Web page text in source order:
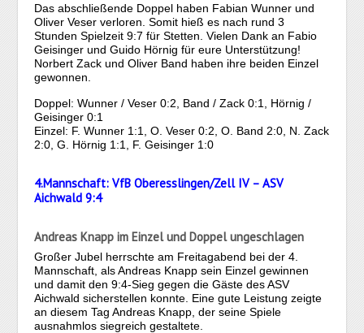
Das abschließende Doppel haben Fabian Wunner und
Oliver Veser verloren. Somit hieß es nach rund 3
Stunden Spielzeit 9:7 für Stetten. Vielen Dank an Fabio
Geisinger und Guido Hörnig für eure Unterstützung!
Norbert Zack und Oliver Band haben ihre beiden Einzel
gewonnen.
Doppel: Wunner / Veser 0:2, Band / Zack 0:1, Hörnig /
Geisinger 0:1
Einzel: F. Wunner 1:1, O. Veser 0:2, O. Band 2:0, N. Zack
2:0, G. Hörnig 1:1, F. Geisinger 1:0
4.Mannschaft: VfB Oberesslingen/Zell IV – ASV
Aichwald 9:4
Andreas Knapp im Einzel und Doppel ungeschlagen
Großer Jubel herrschte am Freitagabend bei der 4.
Mannschaft, als Andreas Knapp sein Einzel gewinnen
und damit den 9:4-Sieg gegen die Gäste des ASV
Aichwald sicherstellen konnte. Eine gute Leistung zeigte
an diesem Tag Andreas Knapp, der seine Spiele
ausnahmlos siegreich gestaltete.